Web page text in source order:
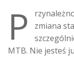
P
zmiana
MTB. Nie jesteś